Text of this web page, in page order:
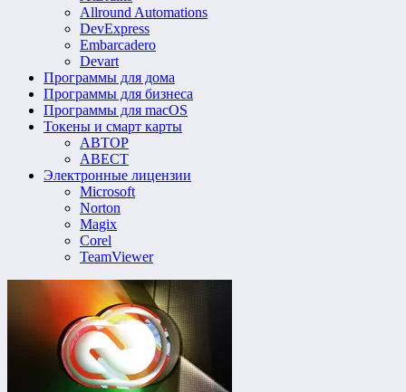
Allround Automations
DevExpress
Embarcadero
Devart
Программы для дома
Программы для бизнеса
Программы для macOS
Токены и смарт карты
АВТОР
АВЕСТ
Электронные лицензии
Microsoft
Norton
Magix
Corel
TeamViewer